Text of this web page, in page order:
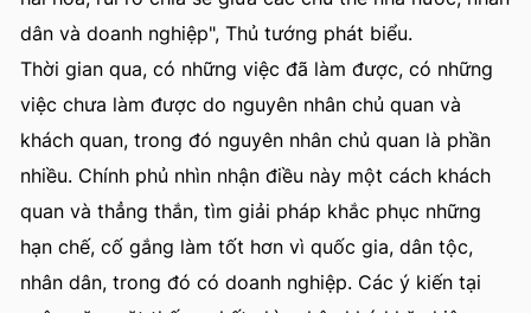
dân và doanh nghiệp", Thủ tướng phát biểu.
Thời gian qua, có những việc đã làm được, có những
việc chưa làm được do nguyên nhân chủ quan và
khách quan, trong đó nguyên nhân chủ quan là phần
nhiều. Chính phủ nhìn nhận điều này một cách khách
quan và thẳng thắn, tìm giải pháp khắc phục những
hạn chế, cố gắng làm tốt hơn vì quốc gia, dân tộc,
nhân dân, trong đó có doanh nghiệp. Các ý kiến tại